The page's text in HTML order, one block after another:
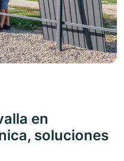
en
soluciones